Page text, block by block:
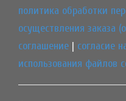
политика обработки
осуществления заказа
соглашение | согласие
использования файлов